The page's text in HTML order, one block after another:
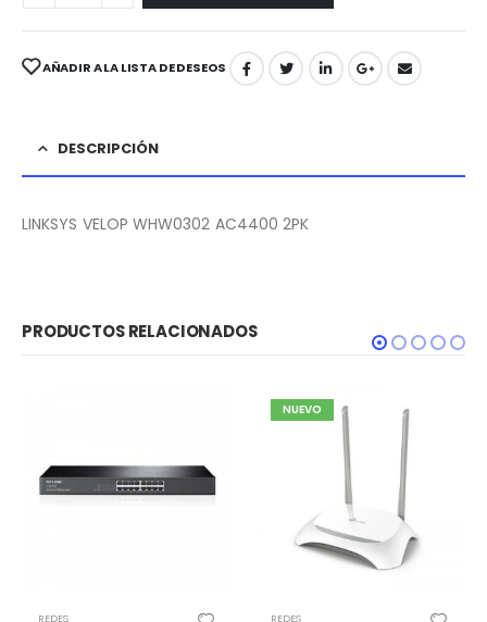
AÑADIR A LA LISTA DE DESEOS
DESCRIPCIÓN
LINKSYS VELOP WHW0302 AC4400 2PK
PRODUCTOS RELACIONADOS
REDES REDES